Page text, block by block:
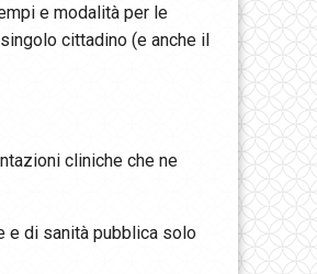
e modalità per le
cittadino (e anche il
cliniche che ne
e di sanità pubblica solo